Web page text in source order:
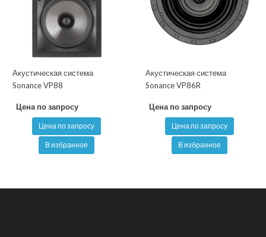
Акустическая система
Sonance VP88
Цена по запросу
Цена по запросу
В избранное
Акустическая система
Sonance VP86R
Цена по запросу
Цена по запросу
В избранное